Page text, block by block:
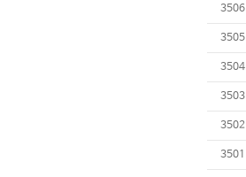
3506
3505
3504
3503
3502
3501